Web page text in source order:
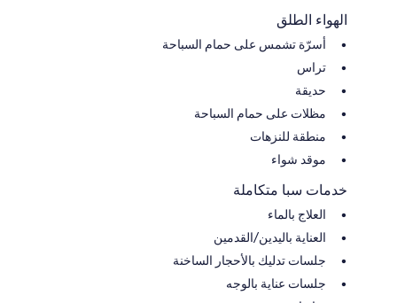
الهواء الطلق
أسرّة تشمس على حمام السباحة
تراس
حديقة
مظلات على حمام السباحة
منطقة للنزهات
موقد شواء
خدمات سبا متكاملة
العلاج بالماء
العناية باليدين/القدمين
جلسات تدليك بالأحجار الساخنة
جلسات عناية بالوجه